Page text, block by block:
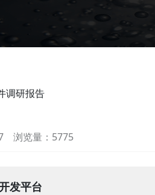
调研报告
浏览量：5775
发平台